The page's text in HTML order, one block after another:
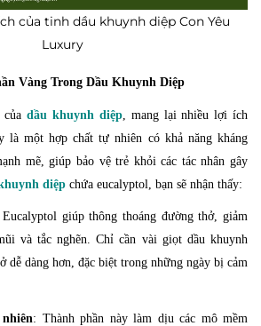
của tinh dầu khuynh diệp Con Yêu
Luxury
Vàng Trong Dầu Khuynh Diệp
củadầu khuynh diệp, mang lại nhiều lợi ích
là một hợp chất tự nhiên có khả năng kháng
mẽ, giúp bảo vệ trẻ khỏi các tác nhân gây
diệp chứa eucalyptol, bạn sẽ nhận thấy:
giúp thông thoáng đường thở, giảm
và tắc nghẽn. Chỉ cần vài giọt dầu khuynh
dễ dàng hơn, đặc biệt trong những ngày bị cảm
: Thành phần này làm dịu các mô mềm